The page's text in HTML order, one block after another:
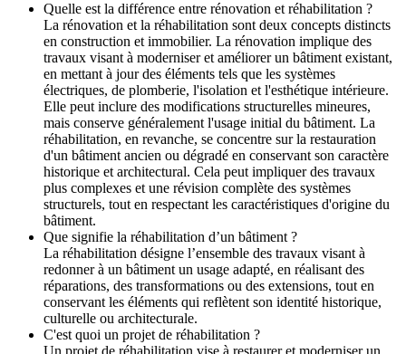
Quelle est la différence entre rénovation et réhabilitation ?
La rénovation et la réhabilitation sont deux concepts distincts
en construction et immobilier. La rénovation implique des
travaux visant à moderniser et améliorer un bâtiment existant,
en mettant à jour des éléments tels que les systèmes
électriques, de plomberie, l'isolation et l'esthétique intérieure.
Elle peut inclure des modifications structurelles mineures,
mais conserve généralement l'usage initial du bâtiment. La
réhabilitation, en revanche, se concentre sur la restauration
d'un bâtiment ancien ou dégradé en conservant son caractère
historique et architectural. Cela peut impliquer des travaux
plus complexes et une révision complète des systèmes
structurels, tout en respectant les caractéristiques d'origine du
bâtiment.
Que signifie la réhabilitation d’un bâtiment ?
La réhabilitation désigne l’ensemble des travaux visant à
redonner à un bâtiment un usage adapté, en réalisant des
réparations, des transformations ou des extensions, tout en
conservant les éléments qui reflètent son identité historique,
culturelle ou architecturale.
C'est quoi un projet de réhabilitation ?